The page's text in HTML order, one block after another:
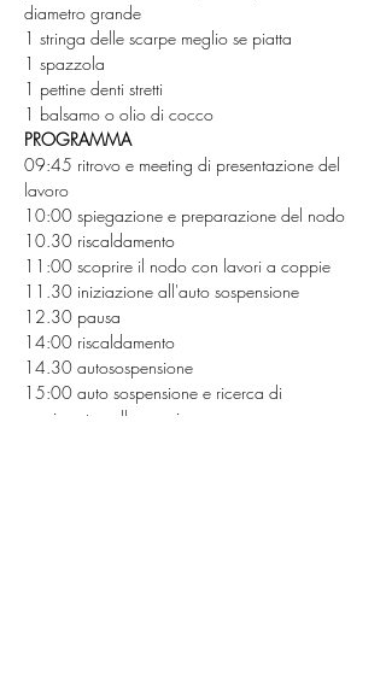
diametro grande
1 stringa delle scarpe meglio se piatta
1 spazzola
1 pettine denti stretti
1 balsamo o olio di cocco
PROGRAMMA
09:45 ritrovo e meeting di presentazione del
lavoro
10:00 spiegazione e preparazione del nodo
10.30 riscaldamento
11:00 scoprire il nodo con lavori a coppie
11.30 iniziazione all'auto sospensione
12.30 pausa
14:00 riscaldamento
14.30 autosospensione
15:00 auto sospensione e ricerca di
movimento nello spazio